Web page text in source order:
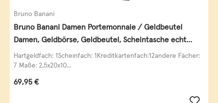
Bruno Banani
Bruno Banani Damen Portemonnaie / Geldbeutel
Damen, Geldbörse, Geldbeutel, Scheintasche echt
Leder
Hartgeldfach: 1Scheinfach: 1Kreditkartenfach:12andere Fächer:
7 Maße: 2,5x20x10...
Regulärer Preis:
69,95 €